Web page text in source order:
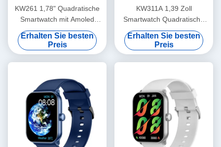
KW261 1,78" Quadratische
Smartwatch mit Amoled
Display und Bluetooth-
Anrufen
Erhalten Sie besten
Preis
KW311A 1,39 Zoll
Smartwatch Quadratische
Form IP68 Wasserdicht
Smart Watch Bluetooth
Anrufen
Erhalten Sie besten
Preis